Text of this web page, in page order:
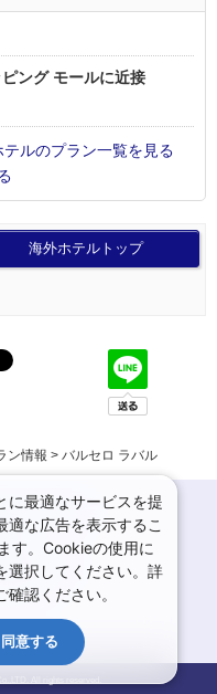
ング モールに近接
テルのプラン一覧を見る
海外ホテルトップ
ン情報 > バルセロ ラバル
バシーポリシー
スリリース
マップ
に最適なサービスを提
な広告を表示するこ
す。Cookieの使用に
選択してください。詳
確認ください。
同意する